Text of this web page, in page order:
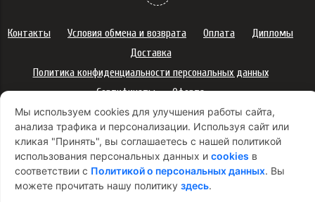
Мы используем cookies для улучшения работы сайта,
анализа трафика и персонализации. Используя сайт или
кликая "Принять", вы соглашаетесь с нашей политикой
использования персональных данных и cookies в
соответствии с Политикой о персональных данных. Вы
можете прочитать нашу политику здесь.
Контакты Условия обмена и возврата Оплата
Дипломы
Доставка
Политика конфиденциальности персональных данных
Сертификаты
Оферта
Правила использования подарочных карт
Правила ухода за одеждой
Политика платежей
Условия использования Cookie-файлов
Согласие на рекламную рассылку